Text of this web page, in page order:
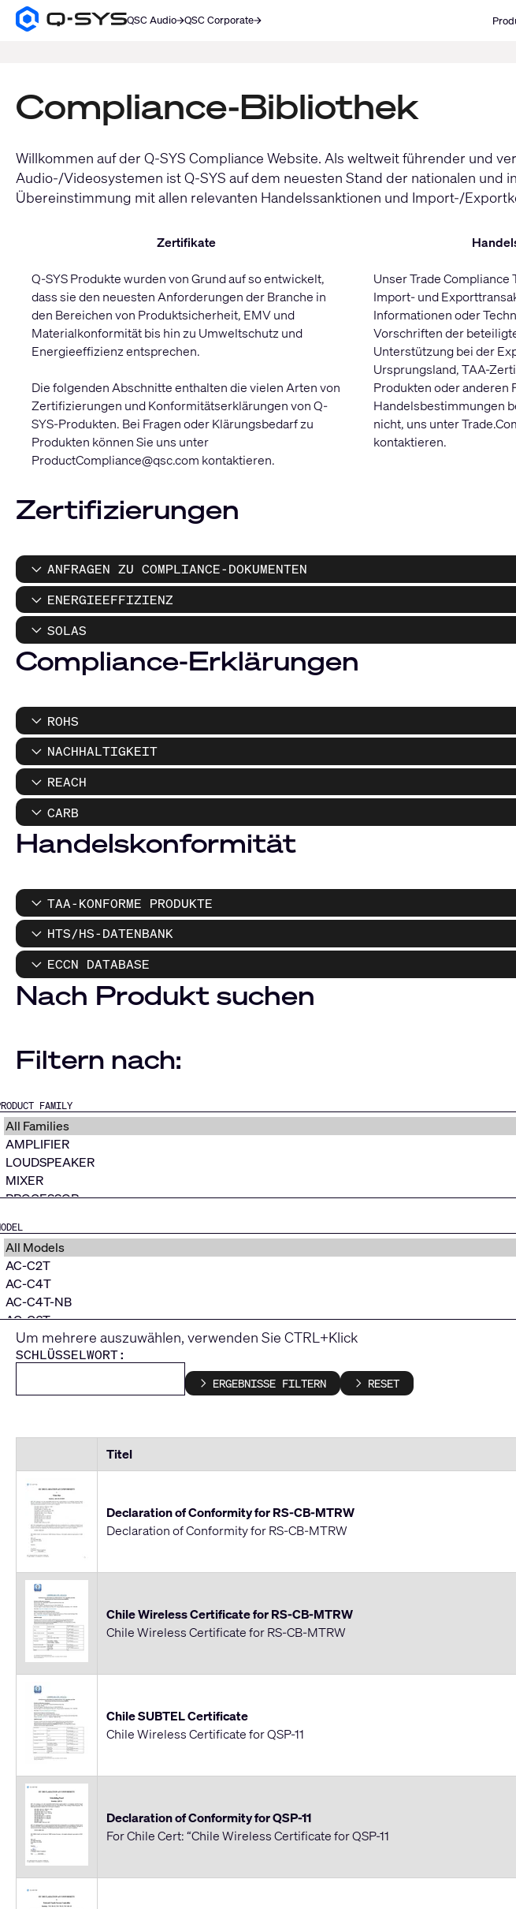
Q- QSC Audio QSC Corporate
Compliance-Bibliothek
Willkommen auf der Q-SYS Compliance Website. Als weltweit führender und
Audio-/Videosystemen ist Q-SYS auf dem neuesten Stand der nationalen
Übereinstimmung mit allen relevanten Handelssanktionen und Import-/
Zertifikate
Q-SYS Produkte wurden von Grund auf so entwickelt,
dass sie den neuesten Anforderungen der Branche in
den Bereichen von Produktsicherheit, EMV und
Materialkonformität bis hin zu Umweltschutz und
Energieeffizienz entsprechen.
Die folgenden Abschnitte enthalten die vielen Arten von
Zertifizierungen und Konformitätserklärungen von Q-
SYS-Produkten. Bei Fragen oder Klärungsbedarf zu
Produkten können Sie uns unter
ProductCompliance@qsc.com kontaktieren.
Unser Trade Compliance
Import- und
Informationen oder
Vorschriften der
Unterstützung bei der
Ursprungsland, TAA-
Produkten oder anderen
Handelsbestimmungen
nicht, uns unter
kontaktieren.
Zertifizierungen
ANFRAGEN ZU COMPLIANCE-DOKUMENTEN
ENERGIEEFFIZIENZ
SOLAS
Compliance-Erklärungen
ROHS
NACHHALTIGKEIT
REACH
CARB
Handelskonformität
TAA-KONFORME PRODUKTE
HTS/HS-DATENBANK
ECCN DATABASE
Nach Produkt suchen
Filtern nach:
FAMILY
Um mehrere auszuwählen, verwenden Sie CTRL+Klick
SCHLÜSSELWORT:
ERGEBNISSE FILTERN RESET
Titel
Declaration of Conformity for RS-CB-MTRW
Declaration of Conformity for RS-CB-MTRW
Chile Wireless Certificate for RS-CB-MTRW
Chile Wireless Certificate for RS-CB-MTRW
Chile SUBTEL Certificate
Chile Wireless Certificate for QSP-11
Declaration of Conformity for QSP-11
For Chile Cert: “Chile Wireless Certificate for QSP-11